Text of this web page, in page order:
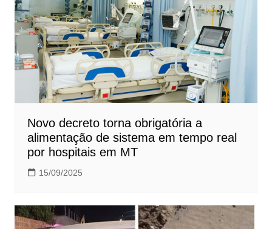
Novo decreto torna obrigatória a
alimentação de sistema em tempo real
por hospitais em MT
15/09/2025